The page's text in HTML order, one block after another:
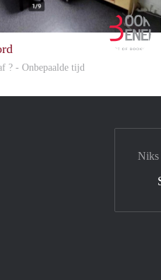
? - Onbepaalde tijd
Niks